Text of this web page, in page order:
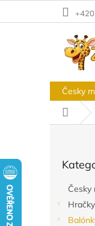
Česky
Domů
Česky
Hračky